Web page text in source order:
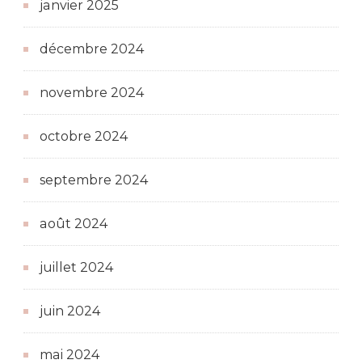
janvier 2025
décembre 2024
novembre 2024
octobre 2024
septembre 2024
août 2024
juillet 2024
juin 2024
mai 2024